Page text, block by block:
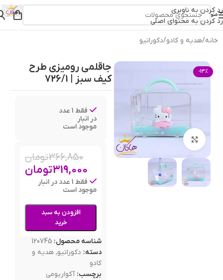
رد کردن به ناوبری
رد کردن به محتوای اصلی
منو
خانه/هدیه و کادو/دکوراتیو
-13%
بزرگنمایی تصویر
جاقلمی رومیزی طرح
کیف سبز | 726/1
فقط 1 عدد
در انبار
موجود است
366,850تومان
319,000تومان
فقط 1 عدد در انبار
موجود است
افزودن به سبد
خرید
شناسه محصول: 120745
دسته: دکوراتیو, هدیه و
کادو
برچسب: آکواریومی